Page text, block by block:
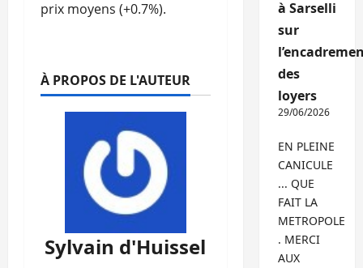
prix moyens (+0.7%).
À PROPOS DE L'AUTEUR
Sylvain d'Huissel
à Sarselli
sur
des
loyers
29/06/2026
EN PLEINE
CANICULE
... QUE
FAIT LA
METROPOLE
. MERCI
AUX